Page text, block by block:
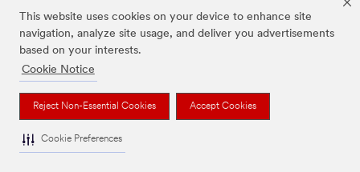
This website uses cookies on your device to enhance site
navigation, analyze site usage, and deliver you advertisements
based on your interests.
Cookie Notice
Reject Non-Essential Cookies Accept Cookies
Cookie Preferences